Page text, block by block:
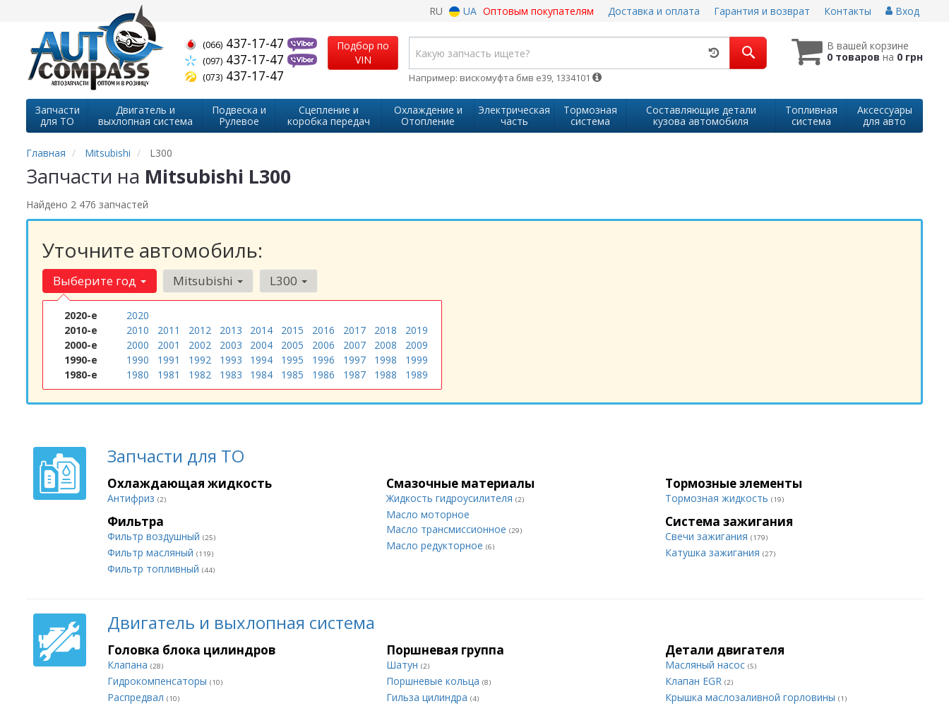
RU UA Оптовым покупателям Доставка и оплата Гарантия и возврат Контакты Вход
(066) 437-17-47
(097) 437-17-47
(073) 437-17-47
Подбор по
VIN
В вашей корзине
0 товаровна 0 грн
Например: вискомуфта бмв е39, 1334101
Запчасти
для ТО
Двигатель и
выхлопная система
Подвеска и
Рулевое
Сцепление и
коробка передач
Охлаждение и
Отопление
Электрическая
часть
Тормозная
система
Составляющие детали
кузова автомобиля
Топливная
система
Аксессуары
для авто
Главная Mitsubishi L300
Запчасти на Mitsubishi L300
Найдено 2 476 запчастей
Уточните автомобиль:
Выберите год
2020-е
2020
2010-е
2010 2011 2012 2013 2014 2015 2016 2017 2018
2019
2000-е
2000 2001 2002 2003 2004 2005 2006 2007 2008
2009
1990-е
1990 1991 1992 1993 1994 1995 1996 1997 1998
1999
1980-е
1980 1981 1982 1983 1984 1985 1986 1987 1988 1989
Mitsubishi L300
Запчасти для ТО
Охлаждающая жидкость
Антифриз (2)
Смазочные материалы
Жидкость гидроусилителя (2)
Масло моторное
Масло трансмиссионное (29)
Масло редукторное (6)
Тормозные элементы
Тормозная жидкость (19)
Фильтра
Фильтр воздушный (25)
Фильтр масляный (119)
Фильтр топливный (44)
Система зажигания
Свечи зажигания (179)
Катушка зажигания (27)
Двигатель и выхлопная система
Головка блока цилиндров
Клапана (28)
Гидрокомпенсаторы (10)
Распредвал (10)
Поршневая группа
Шатун (2)
Поршневые кольца (8)
Гильза цилиндра (4)
Детали двигателя
Масляный насос (5)
Клапан EGR (2)
Крышка маслозаливной горловины (1)